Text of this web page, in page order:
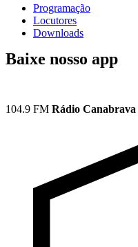
Programação
Locutores
Downloads
Baixe nosso app
104.9 FM Rádio Canabrava